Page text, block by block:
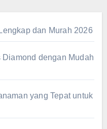
dan Murah 2026
dengan Mudah
yang Tepat untuk